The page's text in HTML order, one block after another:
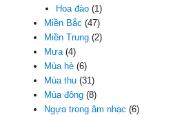
Hoa đào(1)
Miền Bắc (47)
Miền Trung (2)
Mưa(4)
Mùa hè (6)
Mùa thu (31)
Mùa đông (8)
Ngựa trong âm nhạc (6)